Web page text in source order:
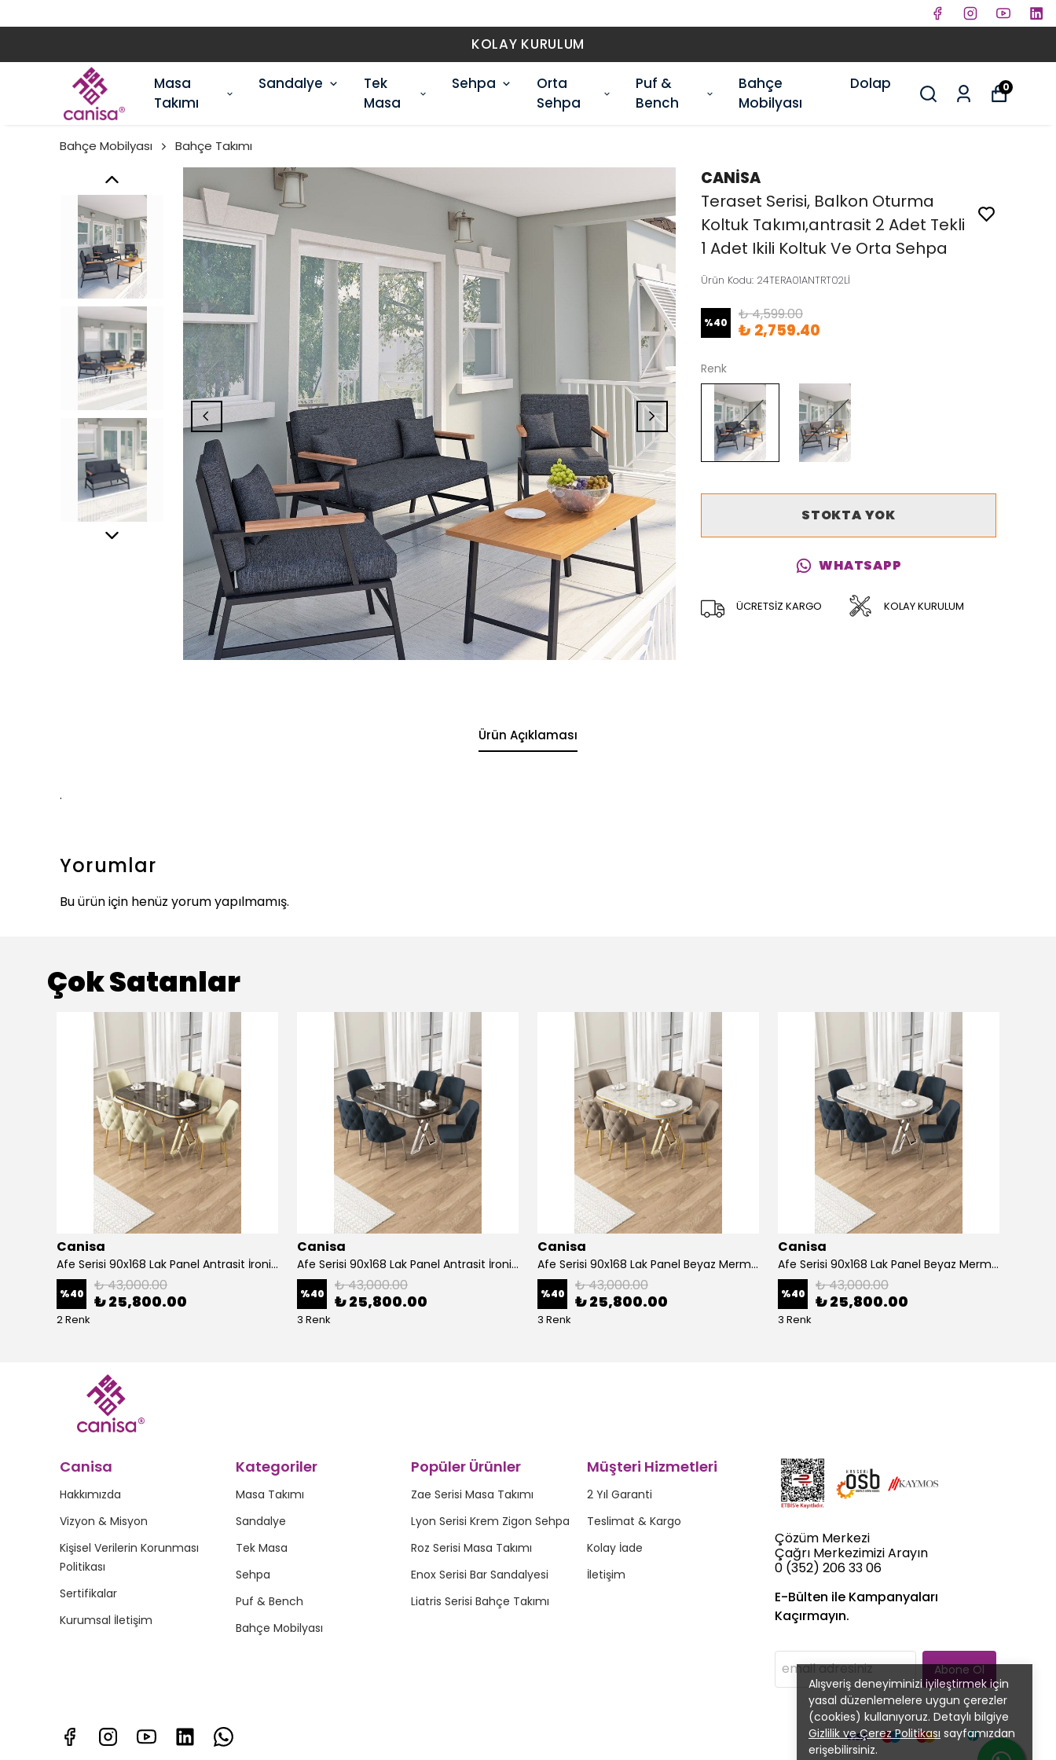
KOLAY KURULUM
Masa
Takımı
Sandalye
Tek
Masa
Sehpa
Orta
Sehpa
Puf &
Bench
Bahçe
Mobilyası
Dolap 0
Alışveriş deneyiminizi iyileştirmek için
yasal düzenlemelere uygun çerezler
(cookies) kullanıyoruz. Detaylı bilgiye
Gizlilik ve Çerez Politikası sayfamızdan
erişebilirsiniz.
Bahçe Mobilyası Bahçe Takımı
CANİSA
Teraset Serisi, Balkon Oturma
Koltuk Takımı,antrasit 2 Adet Tekli
1 Adet Ikili Koltuk Ve Orta Sehpa
Ürün Kodu: 24TERA01ANTRT02Lİ
%40 ₺ 4,599.00
₺ 2,759.40
Renk
STOKTA YOK
WHATSAPP
ÜCRETSİZ KARGO KOLAY KURULUM
Ürün Açıklaması
.
Yorumlar
Bu ürün için henüz yorum yapılmamış.
Çok Satanlar
Canisa
Afe Serisi 90x168 Lak Panel Antrasit İroni Masa ve 6 Sandalye Gold Kaplama Ayak
%40 ₺ 43,000.00
₺ 25,800.00
2 Renk
Canisa
Afe Serisi 90x168 Lak Panel Antrasit İroni Masa ve 6 Sandalye Krom Kaplama Ayak
%40 ₺ 43,000.00
₺ 25,800.00
3 Renk
Canisa
Afe Serisi 90x168 Lak Panel Beyaz Mermer Desen Masa ve 6 Sandalye Gold Kaplama Ayak
%40 ₺ 43,000.00
₺ 25,800.00
3 Renk
Canisa
Afe Serisi 90x168 Lak Panel Beyaz Mermer Desen Masa ve 6 Sandalye Krom Kaplama Ayak
%40 ₺ 43,000.00
₺ 25,800.00
3 Renk
Canisa
Hakkımızda
Vizyon & Misyon
Kişisel Verilerin Korunması
Politikası
Sertifikalar
Kurumsal İletişim
Kategoriler
Masa Takımı
Sandalye
Tek Masa
Sehpa
Puf & Bench
Bahçe Mobilyası
Popüler Ürünler
Zae Serisi Masa Takımı
Lyon Serisi Krem Zigon Sehpa
Roz Serisi Masa Takımı
Enox Serisi Bar Sandalyesi
Liatris Serisi Bahçe Takımı
Müşteri Hizmetleri
2 Yıl Garanti
Teslimat & Kargo
Kolay İade
İletişim
Çözüm Merkezi
Çağrı Merkezimizi Arayın
0 (352) 206 33 06
E-Bülten ile Kampanyaları
Kaçırmayın.
Abone Ol